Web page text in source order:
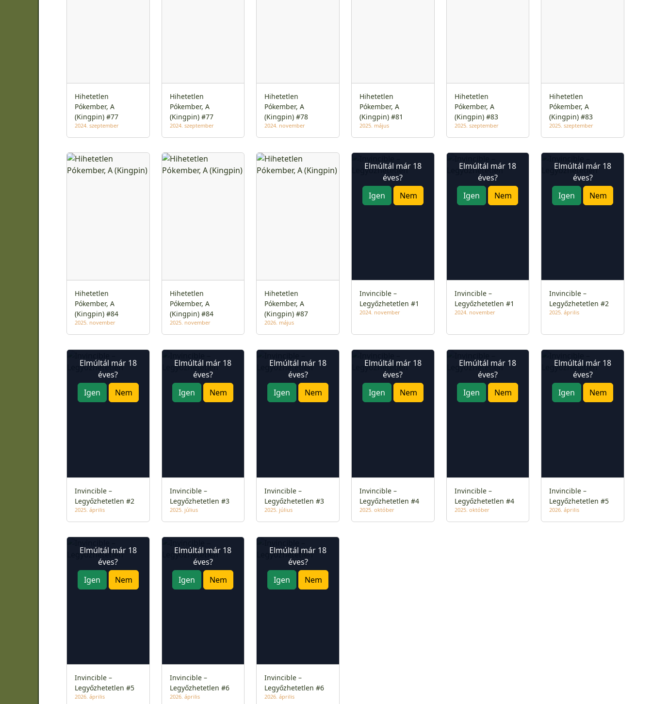
Hihetetlen
Pókember, A
(Kingpin) #77
2024. szeptember
Hihetetlen
Pókember, A
(Kingpin) #77
2024. szeptember
Hihetetlen
Pókember, A
(Kingpin) #78
2024. november
Hihetetlen
Pókember, A
(Kingpin) #81
2025. május
Hihetetlen
Pókember, A
(Kingpin) #83
2025. szeptember
Hihetetlen
Pókember, A
(Kingpin) #83
2025. szeptember
Hihetetlen
Pókember, A
(Kingpin) #84
2025. november
Hihetetlen
Pókember, A
(Kingpin) #84
2025. november
Hihetetlen
Pókember, A
(Kingpin) #87
2026. május
Elmúltál már 18
éves?
Igen
Nem
Invincible –
Legyőzhetetlen #1
2024. november
Elmúltál már 18
éves?
Igen
Nem
Invincible –
Legyőzhetetlen #1
2024. november
Elmúltál már 18
éves?
Igen
Nem
Invincible –
Legyőzhetetlen #2
2025. április
Elmúltál már 18
éves?
Igen
Nem
Invincible –
Legyőzhetetlen #2
2025. április
Elmúltál már 18
éves?
Igen
Nem
Invincible –
Legyőzhetetlen #3
2025. július
Elmúltál már 18
éves?
Igen
Nem
Invincible –
Legyőzhetetlen #3
2025. július
Elmúltál már 18
éves?
Igen
Nem
Invincible –
Legyőzhetetlen #4
2025. október
Elmúltál már 18
éves?
Igen
Nem
Invincible –
Legyőzhetetlen #4
2025. október
Elmúltál már 18
éves?
Igen
Nem
Invincible –
Legyőzhetetlen #5
2026. április
Elmúltál már 18
éves?
Igen
Nem
Invincible –
Legyőzhetetlen #5
2026. április
Elmúltál már 18
éves?
Igen
Nem
Invincible –
Legyőzhetetlen #6
2026. április
Elmúltál már 18
éves?
Igen
Nem
Invincible –
Legyőzhetetlen #6
2026. április